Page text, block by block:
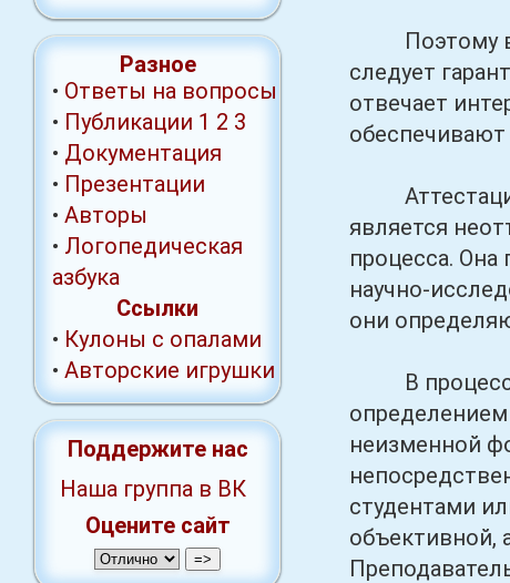
Разное
• Ответы на вопросы
• Публикации 1 2 3
• Документация
• Презентации
• Авторы
• Логопедическая
азбука
Ссылки
• Кулоны с опалами
• Авторские игрушки
Поддержите нас
Наша группа в ВК
Оцените сайт
Поэтому
следует
отвечает
Аттестация
является
процесса.
научно-
они
В процессе
неизменной
студентами
объективной,